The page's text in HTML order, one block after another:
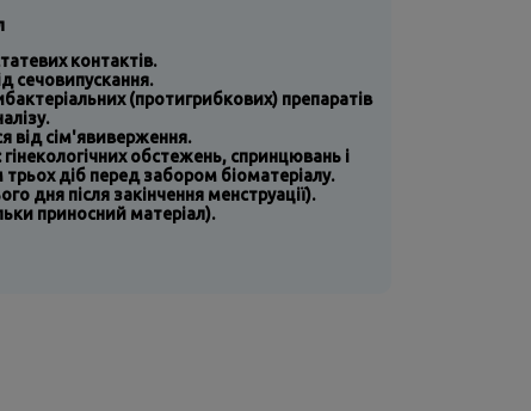
контактів.
сечовипускання.
(протигрибкових) препаратів
від сім'явиверження.
обстежень, спринцювань і
діб перед забором біоматеріалу.
дня після закінчення менструації).
приносний матеріал).